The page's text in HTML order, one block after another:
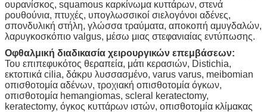
ουρανίσκος, squamous καρκίνωμα κυττάρων, στενά
ρουθούνια, πτυχές, υπογλωσσικοί σιελογόνοι αδένες,
σπονδυλική στήλη, γλώσσα τραύματα, αποκοπή αμυγδαλών,
λαρυγκοσκόπιο valgus, μέσω μιας στεφανιαίας εντύπωσης.
Οφθαλμική διαδικασία χειρουργικών επεμβάσεων:
Του επιπεφυκότος θεραπεία, μάτι κερασιών, Distichia,
εκτοπικά cilia, δάκρυ λυσσασμένο, varus varus, meibomian
οπισθοτομία αδένων, τροχιακή οπισθοτομία όγκων,
οπισθοτομία hemangiomas, scleral keratectomy,
keratectomy, όγκος κυττάρων ιστών, οπισθοτομία κλίμακας